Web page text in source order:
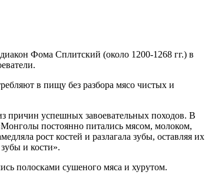
Фома Сплитский (около 1200-1268 гг.) в
в пищу без разбора мясо чистых и
причин успешных завоевательных походов. В
постоянно питались мясом, молоком,
рост костей и разлагала зубы, оставляя их
и кости».
полосками сушеного мяса и хурутом.